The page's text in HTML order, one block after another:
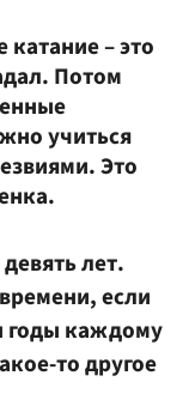
– это
Потом
учиться
Это
лет.
если
годы каждому
то другое